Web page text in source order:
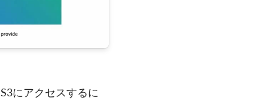
にアクセスするに